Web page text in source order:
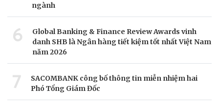
ngành
6
Global Banking & Finance Review Awards vinh
danh SHB là Ngân hàng tiết kiệm tốt nhất Việt Nam
năm 2026
7
SACOMBANK công bố thông tin miễn nhiệm hai
Phó Tổng Giám Đốc